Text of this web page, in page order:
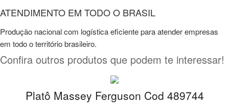
ATENDIMENTO EM TODO O BRASIL
Produção nacional com logística eficiente para atender empresas
em todo o território brasileiro.
Confira outros produtos que podem te interessar!
Platô Massey Ferguson Cod 489744